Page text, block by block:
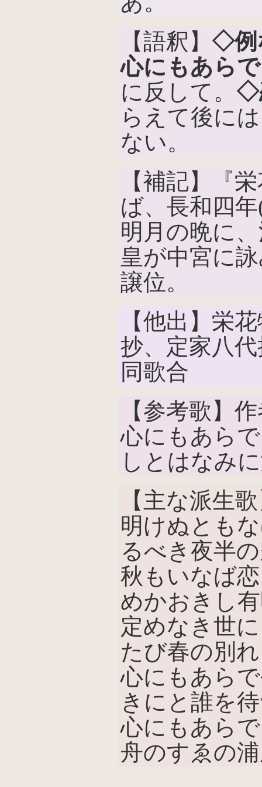
【語釈】 ◇例
心にもあらで
に反して。 ◇
らえて後に
ない。
【補記】『
ば、長和四
明月の晩に
皇が中宮に
譲位。
【他出】栄
抄、定家八
同歌合
【参考歌】
心にもあら
しとはなみ
【主な派生
明けぬとも
るべき夜半
秋もいなば
めかおきし
定めなき世
たび春の別
心にもあら
きにと誰を
心にもあら
舟のすゑの